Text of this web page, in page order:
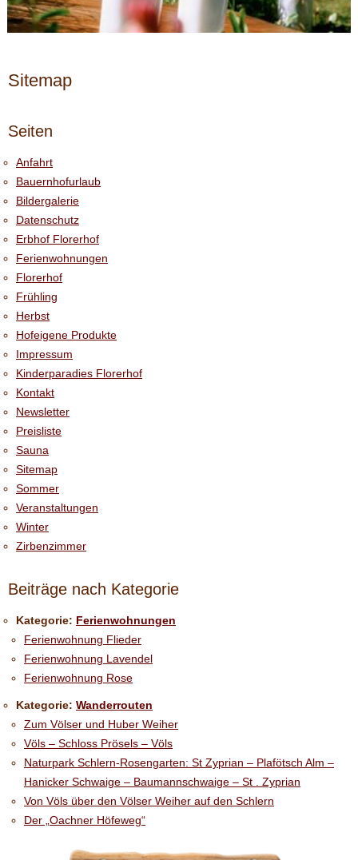
Sitemap
Seiten
Anfahrt
Bauernhofurlaub
Bildergalerie
Datenschutz
Erbhof Florerhof
Ferienwohnungen
Florerhof
Frühling
Herbst
Hofeigene Produkte
Impressum
Kinderparadies Florerhof
Kontakt
Newsletter
Preisliste
Sauna
Sitemap
Sommer
Veranstaltungen
Winter
Zirbenzimmer
Beiträge nach Kategorie
Kategorie: Ferienwohnungen
Ferienwohnung Flieder
Ferienwohnung Lavendel
Ferienwohnung Rose
Kategorie: Wanderrouten
Zum Völser und Huber Weiher
Völs – Schloss Prösels – Völs
Naturpark Schlern-Rosengarten: St Zyprian – Plafötsch Alm –
Hanicker Schwaige – Baumannschwaige – St . Zyprian
Von Völs über den Völser Weiher auf den Schlern
Der „Oachner Höfeweg“